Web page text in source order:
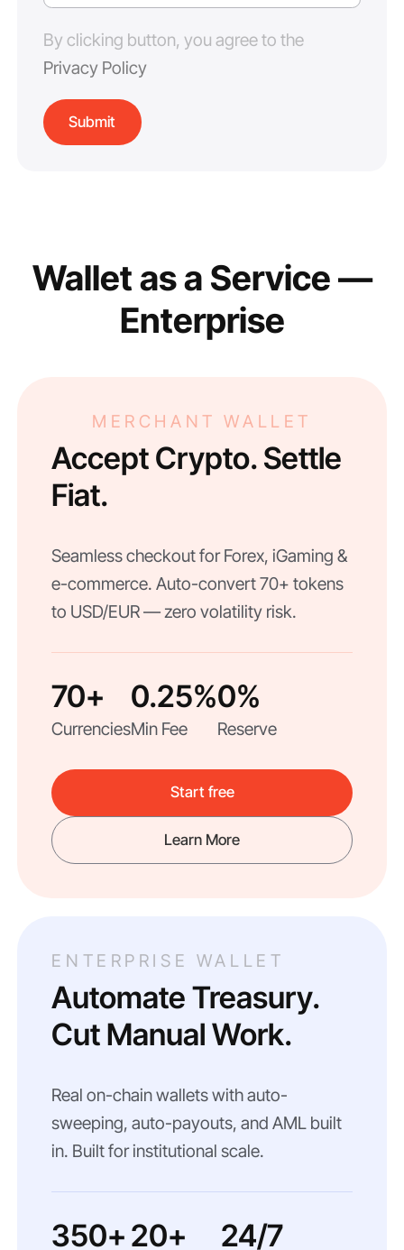
By clicking button, you agree to the
Privacy Policy
Wallet as a Service —
Enterprise
MERCHANT WALLET
Accept Crypto. Settle
Fiat.
Seamless checkout for Forex, iGaming &
e-commerce. Auto-convert 70+ tokens
to USD/EUR — zero volatility risk.
70+
Currencies
0.25%
Min Fee
0%
Reserve
Start free
Learn More
ENTERPRISE WALLET
Automate Treasury.
Cut Manual Work.
Real on-chain wallets with auto-
sweeping, auto-payouts, and AML built
in. Built for institutional scale.
350+ 20+ 24/7